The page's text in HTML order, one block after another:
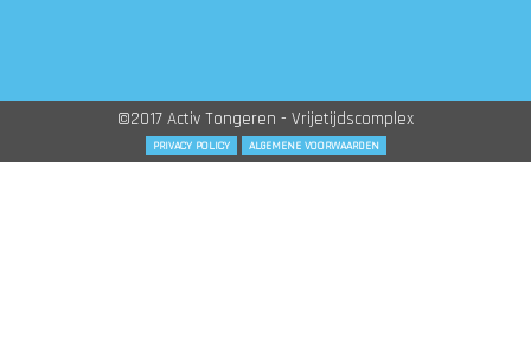
©2017 Activ Tongeren - Vrijetijdscomplex
PRIVACY POLICY ALGEMENE VOORWAARDEN